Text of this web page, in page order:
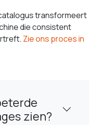
transformeert
die consistent
Zie ons proces in
zien?